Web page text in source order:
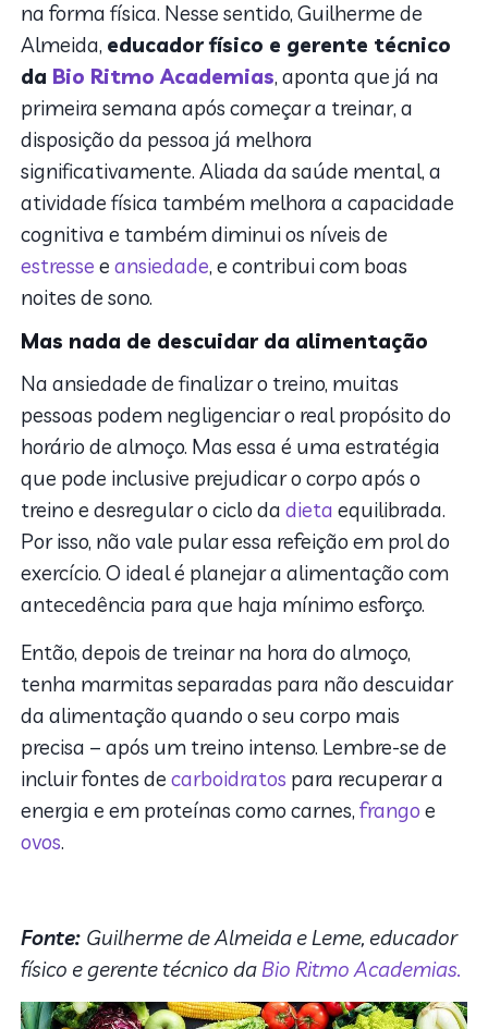
na forma física. Nesse sentido, Guilherme de
Almeida, educador físico e gerente técnico
da Bio Ritmo Academias, aponta que já na
primeira semana após começar a treinar, a
disposição da pessoa já melhora
significativamente. Aliada da saúde mental, a
atividade física também melhora a capacidade
cognitiva e também diminui os níveis de
estresse eansiedade, e contribui com boas
noites de sono.
Mas nada de descuidar da alimentação
Na ansiedade de finalizar o treino, muitas
pessoas podem negligenciar o real propósito do
horário de almoço. Mas essa é uma estratégia
que pode inclusive prejudicar o corpo após o
treino e desregular o ciclo dadieta equilibrada.
Por isso, não vale pular essa refeição em prol do
exercício. O ideal é planejar a alimentação com
antecedência para que haja mínimo esforço.
Então, depois de treinar na hora do almoço,
tenha marmitas separadas para não descuidar
da alimentação quando o seu corpo mais
precisa – após um treino intenso. Lembre-se de
incluir fontes decarboidratos para recuperar a
energia e em proteínas como carnes,frango e
ovos.
Fonte: Guilherme de Almeida e Leme, educador
físico e gerente técnico daBio Ritmo Academias.